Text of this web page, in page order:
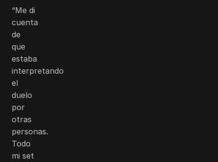
“Me di
cuenta
de
que
estaba
interpretando
el
duelo
por
otras
personas.
Todo
mi set